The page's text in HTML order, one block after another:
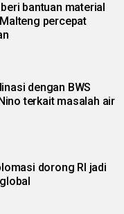
bantuan material
percepat
dengan BWS
terkait masalah air
dorong RI jadi